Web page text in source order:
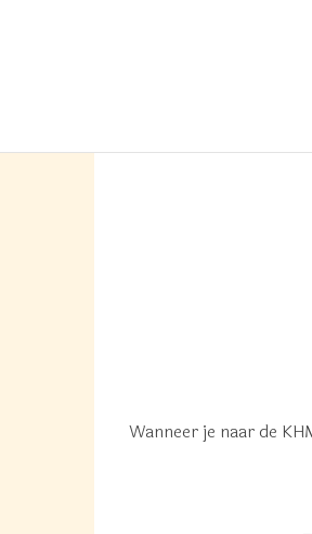
Wanneer je naar de